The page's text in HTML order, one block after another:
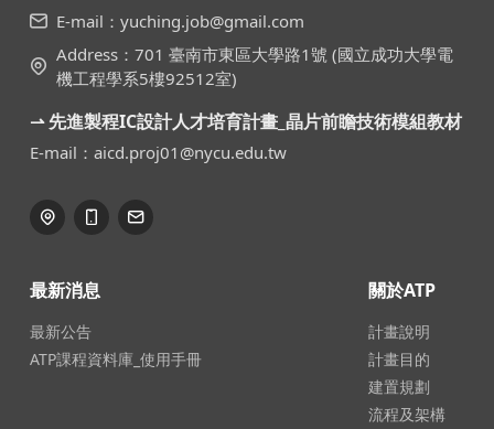
E-mail：yuching.job@gmail.com
Address：701 臺南市東區大學路1號 (國立成功大學電
機工程學系5樓92512室)
⇀ 先進製程IC設計人才培育計畫_晶片前瞻技術模組教材
E-mail：aicd.proj01@nycu.edu.tw
最新消息
最新公告
ATP課程資料庫_使用手冊
關於ATP
計畫說明
計畫目的
建置規劃
流程及架構